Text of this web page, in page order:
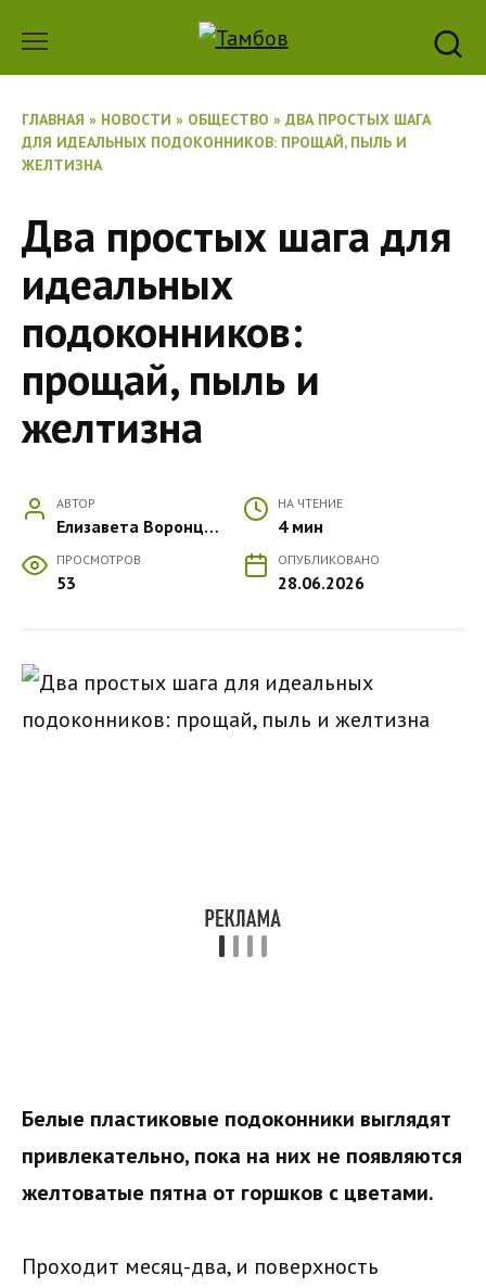
содержанию
ГЛАВНАЯ » НОВОСТИ » ОБЩЕСТВО » ДВА ПРОСТЫХ ШАГА
ДЛЯ ИДЕАЛЬНЫХ ПОДОКОННИКОВ: ПРОЩАЙ, ПЫЛЬ И
ЖЕЛТИЗНА
Два простых шага для
идеальных
подоконников:
прощай, пыль и
желтизна
АВТОР
Елизавета Воронцова
НА ЧТЕНИЕ
4 мин
ПРОСМОТРОВ
53
ОПУБЛИКОВАНО
28.06.2026
Белые пластиковые подоконники выглядят
привлекательно, пока на них не появляются
желтоватые пятна от горшков с цветами.
Проходит месяц-два, и поверхность